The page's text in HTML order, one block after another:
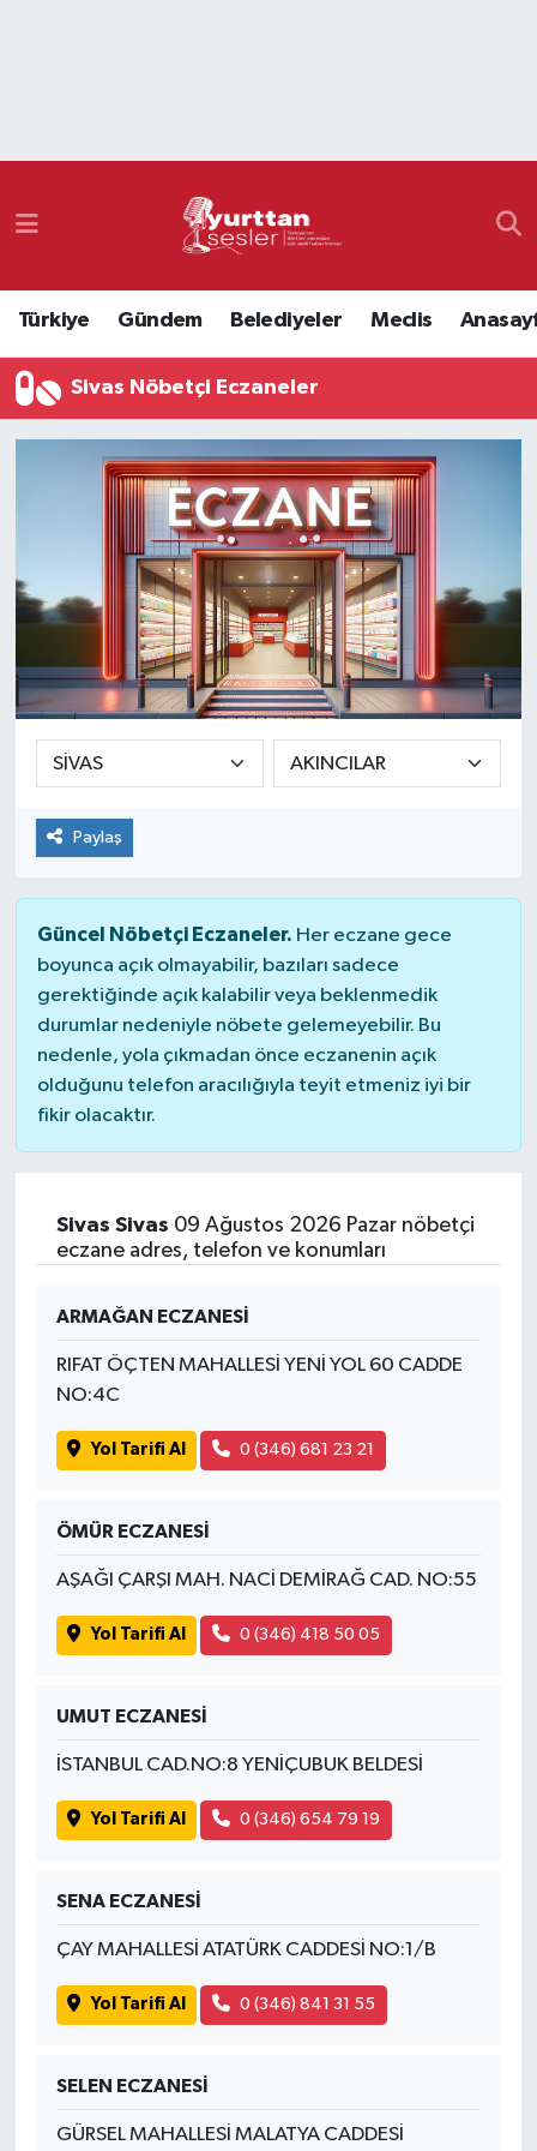
Türkiye Gündem Belediyeler Meclis
Sivas Nöbetçi Eczaneler
Paylaş
Güncel Nöbetçi Eczaneler. Her eczane gece
boyunca açık olmayabilir, bazıları sadece
gerektiğinde açık kalabilir veya beklenmedik
durumlar nedeniyle nöbete gelemeyebilir. Bu
nedenle, yola çıkmadan önce eczanenin açık
olduğunu telefon aracılığıyla teyit etmeniz iyi bir
fikir olacaktır.
Sivas Sivas 09 Ağustos 2026 Pazar nöbetçi
eczane adres, telefon ve konumları
ARMAĞAN ECZANESİ
RIFAT ÖÇTEN MAHALLESİ YENİ YOL 60 CADDE
NO:4C
Yol Tarifi Al 0 (346) 681 23 21
ÖMÜR ECZANESİ
AŞAĞI ÇARŞI MAH. NACİ DEMİRAĞ CAD. NO:55
Yol Tarifi Al 0 (346) 418 50 05
UMUT ECZANESİ
İSTANBUL CAD.NO:8 YENİÇUBUK BELDESİ
Yol Tarifi Al 0 (346) 654 79 19
SENA ECZANESİ
ÇAY MAHALLESİ ATATÜRK CADDESİ NO:1/B
Yol Tarifi Al 0 (346) 841 31 55
SELEN ECZANESİ
GÜRSEL MAHALLESİ MALATYA CADDESİ
Namaz Vakitleri
Süper Lig Puan Durumu ve Fikstür
Tüm Manşetler
Son Dakika Haberleri
Haber Arşivi